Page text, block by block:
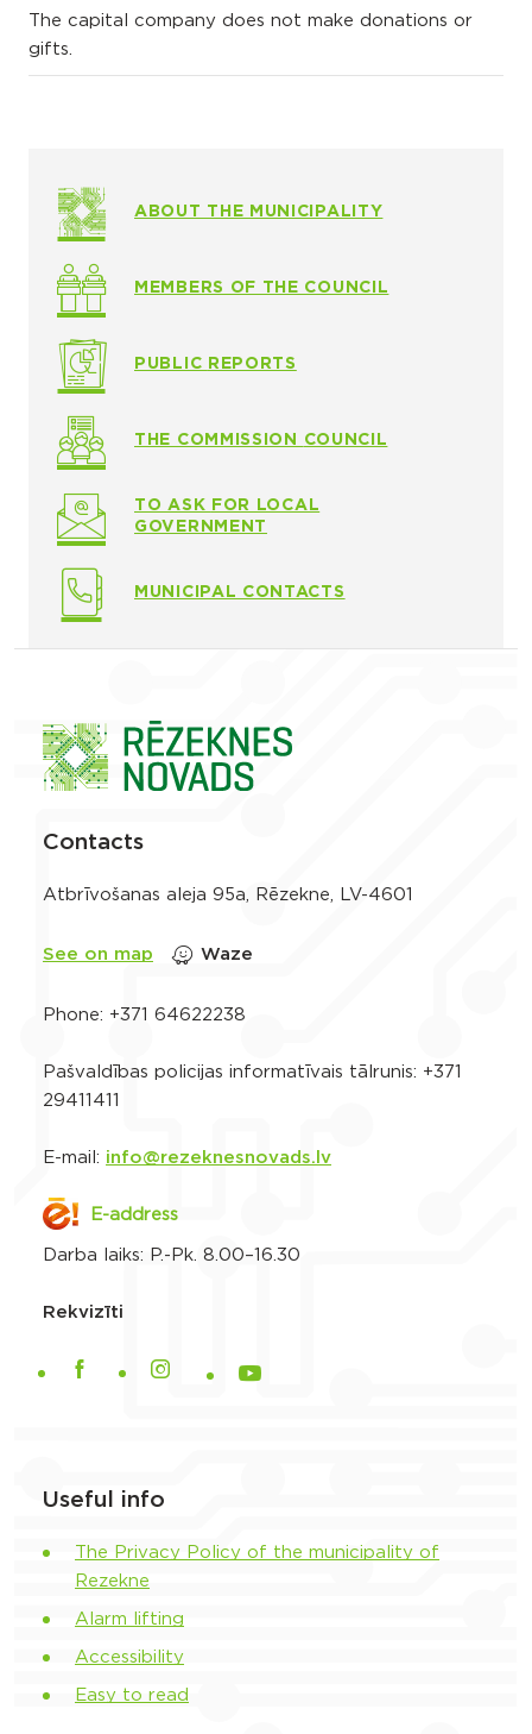
The capital company does not make donations or
gifts.
ABOUT THE MUNICIPALITY
MEMBERS OF THE COUNCIL
PUBLIC REPORTS
THE COMMISSION COUNCIL
TO ASK FOR LOCAL
GOVERNMENT
MUNICIPAL CONTACTS
Contacts
Atbrīvošanas aleja 95a, Rēzekne, LV-4601
See on map Waze
Phone: +371 64622238
Pašvaldības policijas informatīvais tālrunis: +371
29411411
E-mail: info@rezeknesnovads.lv
E-address
Darba laiks: P.-Pk. 8.00–16.30
Rekvizīti
Useful info
The Privacy Policy of the municipality of
Rezekne
Alarm lifting
Accessibility
Easy to read